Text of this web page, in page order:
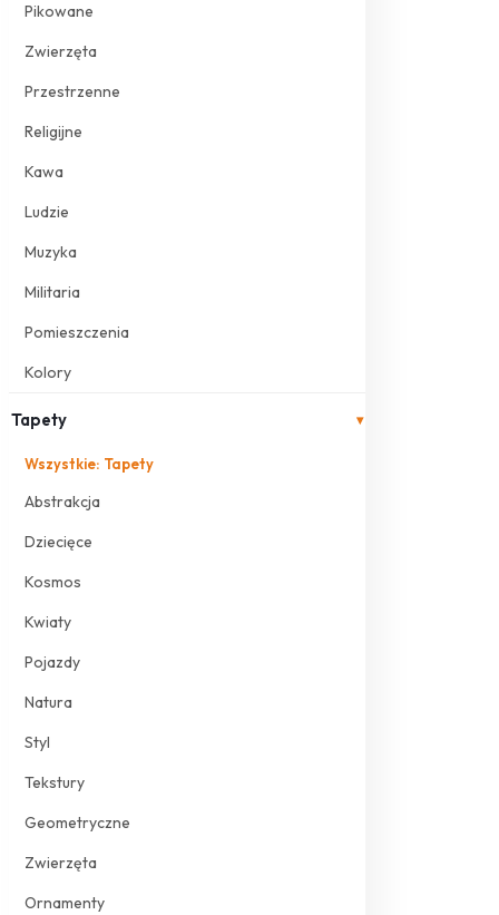
Pikowane
Zwierzęta
Przestrzenne
Religijne
Kawa
Ludzie
Muzyka
Militaria
Pomieszczenia
Kolory
Tapety ▾
Wszystkie: Tapety
Abstrakcja
Dziecięce
Kosmos
Kwiaty
Pojazdy
Natura
Styl
Tekstury
Geometryczne
Zwierzęta
Ornamenty